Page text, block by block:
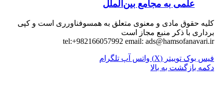
علمی به مجامع بین‌الملل
کلیه حقوق مادی و معنوی متعلق به همسوفناورری است و کپی
برداری با ذکر منبع مجاز است
tel:+982166057992 email: ads@hamsofanavari.ir
فیس بوک توییتر (X) واتس آپ تلگرام
دکمه بازگشت به بالا